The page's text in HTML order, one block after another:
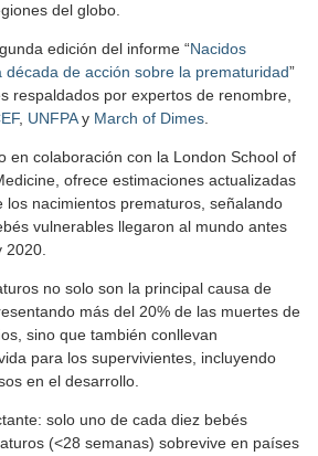
del globo.
edición del informe “Nacidos
de acción sobre la prematuridad”
respaldados por expertos de renombre,
, UNFPAy March of Dimes.
en colaboración con la London School of
ofrece estimaciones actualizadas
los nacimientos prematuros, señalando
vulnerables llegaron al mundo antes
2020.
no solo son la principal causa de
más del 20% de las muertes de
sino que también conllevan
para los supervivientes, incluyendo
en el desarrollo.
solo uno de cada diez bebés
(<28 semanas) sobrevive en países